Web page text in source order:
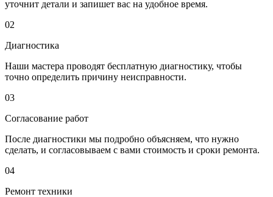
уточнит детали и запишет вас на удобное время.
02
Диагностика
Наши мастера проводят бесплатную диагностику, чтобы
точно определить причину неисправности.
03
Согласование работ
После диагностики мы подробно объясняем, что нужно
сделать, и согласовываем с вами стоимость и сроки ремонта.
04
Ремонт техники